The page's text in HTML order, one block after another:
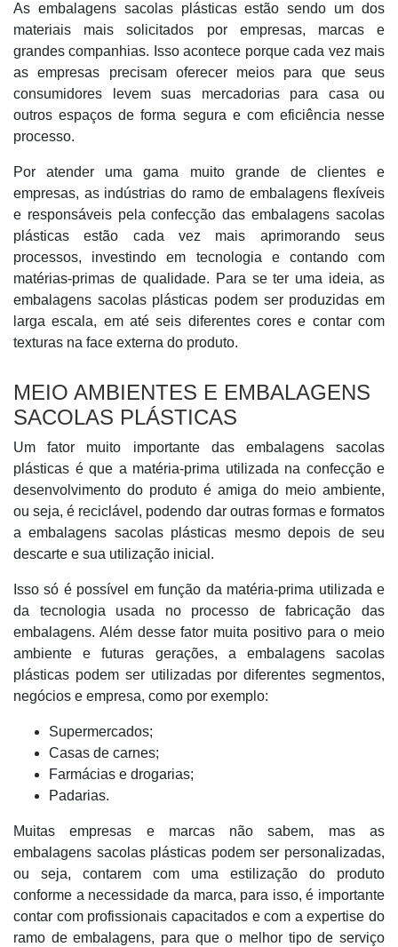
As embalagens sacolas plásticas estão sendo um dos
materiais mais solicitados por empresas, marcas e
grandes companhias. Isso acontece porque cada vez mais
as empresas precisam oferecer meios para que seus
consumidores levem suas mercadorias para casa ou
outros espaços de forma segura e com eficiência nesse
processo.
Por atender uma gama muito grande de clientes e
empresas, as indústrias do ramo de embalagens flexíveis
e responsáveis pela confecção das embalagens sacolas
plásticas estão cada vez mais aprimorando seus
processos, investindo em tecnologia e contando com
matérias-primas de qualidade. Para se ter uma ideia, as
embalagens sacolas plásticas podem ser produzidas em
larga escala, em até seis diferentes cores e contar com
texturas na face externa do produto.
MEIO AMBIENTES E EMBALAGENS
SACOLAS PLÁSTICAS
Um fator muito importante das embalagens sacolas
plásticas é que a matéria-prima utilizada na confecção e
desenvolvimento do produto é amiga do meio ambiente,
ou seja, é reciclável, podendo dar outras formas e formatos
a embalagens sacolas plásticas mesmo depois de seu
descarte e sua utilização inicial.
Isso só é possível em função da matéria-prima utilizada e
da tecnologia usada no processo de fabricação das
embalagens. Além desse fator muita positivo para o meio
ambiente e futuras gerações, a embalagens sacolas
plásticas podem ser utilizadas por diferentes segmentos,
negócios e empresa, como por exemplo:
Supermercados;
Casas de carnes;
Farmácias e drogarias;
Padarias.
Muitas empresas e marcas não sabem, mas as
embalagens sacolas plásticas podem ser personalizadas,
ou seja, contarem com uma estilização do produto
conforme a necessidade da marca, para isso, é importante
contar com profissionais capacitados e com a expertise do
ramo de embalagens, para que o melhor tipo de serviço